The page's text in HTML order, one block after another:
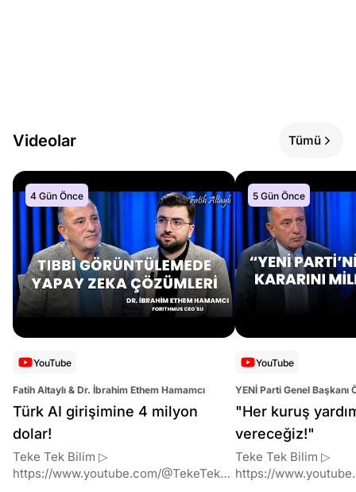
Videolar Tümü
4 Gün Önce
YouTube
Fatih Altaylı & Dr. İbrahim Ethem Hamamcı
Türk AI girişimine 4 milyon
dolar!
Teke Tek Bilim ▷
https://www.youtube.com/@TekeTekBil
5 Gün Önce
YouTube
YENİ Parti Genel Başkanı
Altaylı
"Her kuruş
vereceğiz!"
Teke Tek Bilim ▷
https://